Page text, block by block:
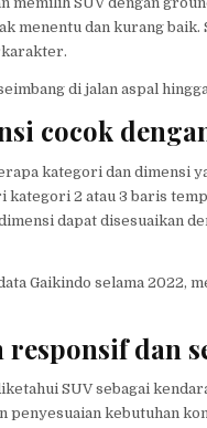
menentu dan kurang
di jalan aspal
cocok
kategori dan dimensi
kategori 2 atau 3 baris
dapat disesuaikan
Gaikindo selama 2022,
responsif dan
SUV sebagai
penyesuaian kebutuhan